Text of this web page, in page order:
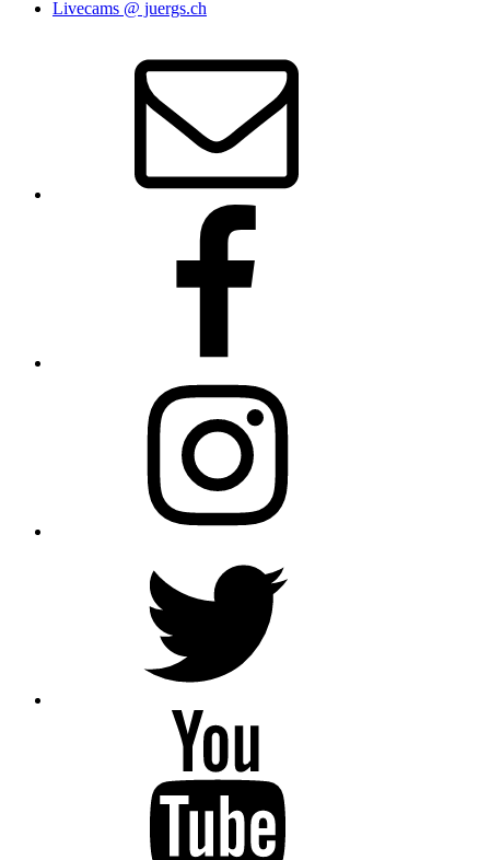
Livecams @ juergs.ch